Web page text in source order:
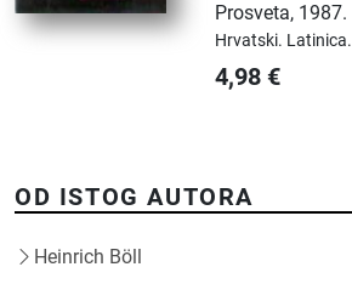
Prosveta, 1987.
Hrvatski. Latinica.
4,98 €
OD ISTOG AUTORA
Heinrich Böll